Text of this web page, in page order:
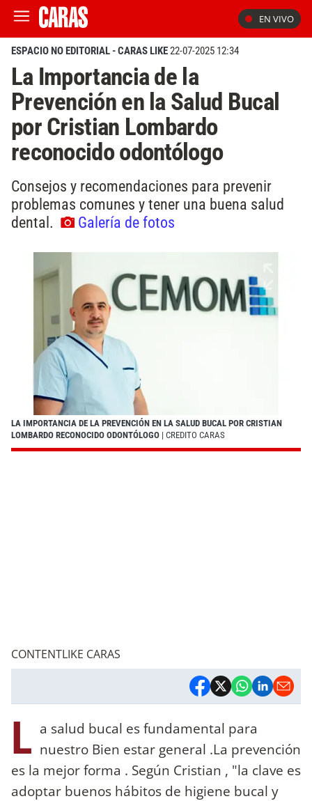
EN VIVO
ESPACIO NO EDITORIAL - CARAS LIKE22-07-2025 12:34
La Importancia de la
Prevención en la Salud Bucal
por Cristian Lombardo
reconocido odontólogo
Consejos y recomendaciones para prevenir
problemas comunes y tener una buena salud
dental.
Galería de fotos
LA IMPORTANCIA DE LA PREVENCIÓN EN LA SALUD BUCAL POR CRISTIAN
LOMBARDO RECONOCIDO ODONTÓLOGO | CREDITO CARAS
CONTENTLIKE CARAS
L a salud bucal es fundamental para
nuestro Bien estar general .La prevención
es la mejor forma . Según Cristian , "la clave es
adoptar buenos hábitos de higiene bucal y